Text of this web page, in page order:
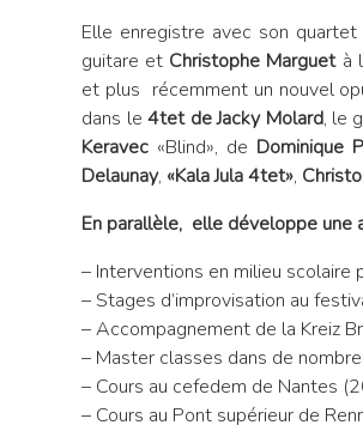
Elle enregistre avec son quartet
guitare et Christophe Marguetà
et plus récemment un nouvel
dans le4tet de Jacky Molard, le
Keravec «Blind», de Dominique
Delaunay, «Kala Jula 4tet»,
En parallèle, elle développe une
– Interventions en milieu
– Stages d’improvisation au
– Accompagnement de la Kreiz
– Master classes dans de
– Cours au cefedem de Nantes
– Cours au Pont supérieur de